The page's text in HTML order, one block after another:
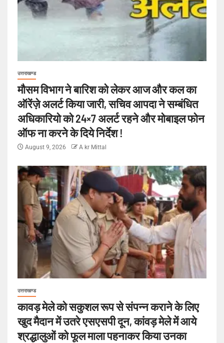
उत्तराखण्ड
मौसम विभाग ने बारिश को लेकर आज और कल का
ऑरेंज़े अलर्ट किया जारी, सचिव आपदा ने सम्बंधित
अधिकारियो को 24×7 अलर्ट रहने और मोबाइल फोन
ऑफ ना करने के दिये निर्देश !
August 9, 2026 A kr Mittal
उत्तराखण्ड
कावड़ मेले को सकुशल रूप से संपन्न कराने के लिए
खुद मैदान में उतरे एसएसपी दून, कांवड़ मेले में आये
श्रद्धालुओं को फूल माला पहनाकर किया उनका